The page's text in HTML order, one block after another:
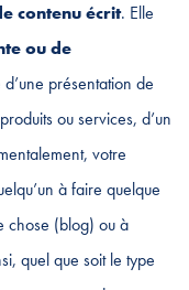
contenu écrit. Elle
ou de
présentation de
ou services, d’un
votre
à faire quelque
chose (blog) ou à
quel que soit le type